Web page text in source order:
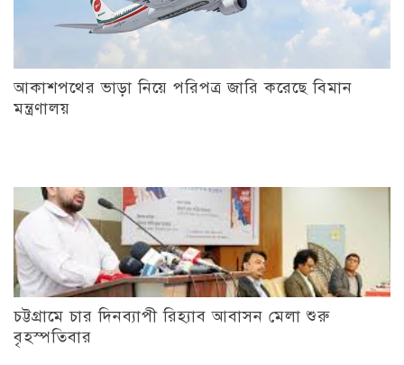
আকাশপথের ভাড়া নিয়ে পরিপত্র জারি করেছে বিমান
মন্ত্রণালয়
চট্টগ্রামে চার দিনব্যাপী রিহ্যাব আবাসন মেলা শুরু
বৃহস্পতিবার